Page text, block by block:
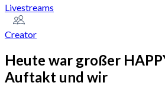
Livestreams
Creator
Heute war großer
Auftakt und wir